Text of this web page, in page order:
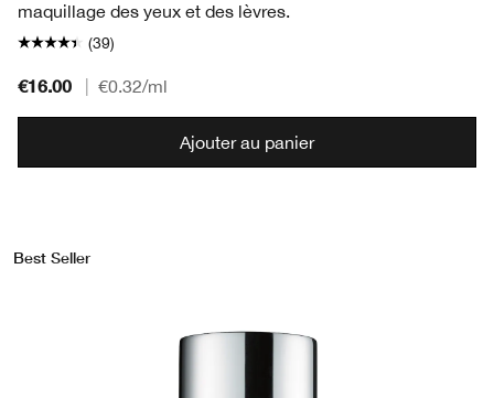
maquillage des yeux et des lèvres.
(39)
€16.00 €0.32/ml
Ajouter au panier
Best Seller